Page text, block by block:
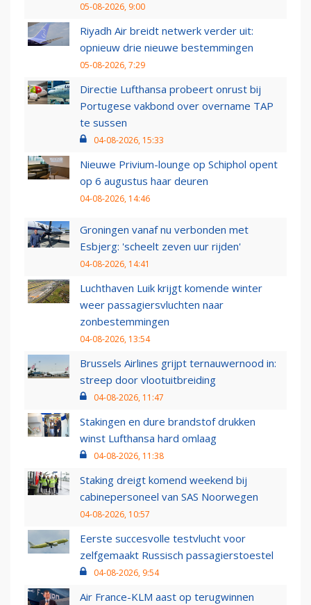
05-08-2026, 9:00
Riyadh Air breidt netwerk verder uit:
opnieuw drie nieuwe bestemmingen
05-08-2026, 7:29
Directie Lufthansa probeert onrust bij
Portugese vakbond over overname TAP
te sussen
04-08-2026, 15:33
Nieuwe Privium-lounge op Schiphol opent
op 6 augustus haar deuren
04-08-2026, 14:46
Groningen vanaf nu verbonden met
Esbjerg: 'scheelt zeven uur rijden'
04-08-2026, 14:41
Luchthaven Luik krijgt komende winter
weer passagiersvluchten naar
zonbestemmingen
04-08-2026, 13:54
Brussels Airlines grijpt ternauwernood in:
streep door vlootuitbreiding
04-08-2026, 11:47
Stakingen en dure brandstof drukken
winst Lufthansa hard omlaag
04-08-2026, 11:38
Staking dreigt komend weekend bij
cabinepersoneel van SAS Noorwegen
04-08-2026, 10:57
Eerste succesvolle testvlucht voor
zelfgemaakt Russisch passagierstoestel
04-08-2026, 9:54
Air France-KLM aast op terugwinnen